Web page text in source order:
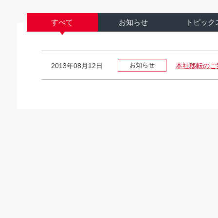
すべて お知らせ トピック
2013年08月12日 お知らせ 本社移転のご